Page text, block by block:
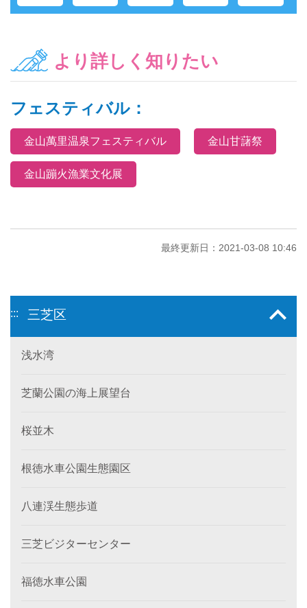
より詳しく知りたい
フェスティバル：
金山萬里温泉フェスティバル 金山甘藷祭
金山蹦火漁業文化展
最終更新日：2021-03-08 10:46
::: 三芝区
浅水湾
芝蘭公園の海上展望台
桜並木
根徳水車公園生態園区
八連渓生態歩道
三芝ビジターセンター
福徳水車公園